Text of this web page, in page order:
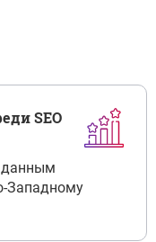
SEO
данным
Западному